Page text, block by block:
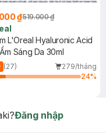
₫519.000 ₫
L'Oreal Hyaluronic Acid
Sáng Da 30ml
(27)
279/tháng
24%
Đăng nhập